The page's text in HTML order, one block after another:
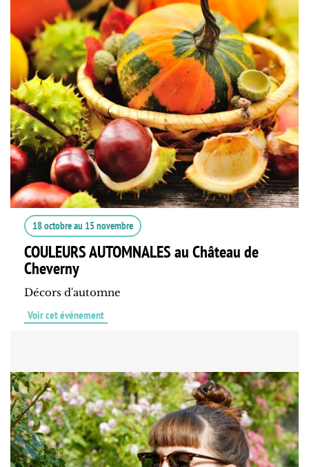
18 octobreau 15 novembre
COULEURS AUTOMNALES au Château de
Cheverny
Décors d'automne
Voir cet événement